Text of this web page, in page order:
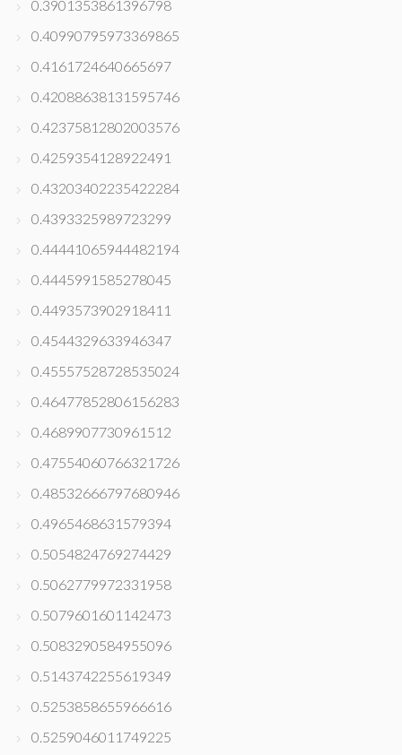
0.3901353861396798
0.40990795973369865
0.4161724640665697
0.42088638131595746
0.42375812802003576
0.4259354128922491
0.43203402235422284
0.4393325989723299
0.44441065944482194
0.4445991585278045
0.4493573902918411
0.4544329633946347
0.45557528728535024
0.46477852806156283
0.4689907730961512
0.47554060766321726
0.48532666797680946
0.4965468631579394
0.5054824769274429
0.5062779972331958
0.5079601601142473
0.5083290584955096
0.5143742255619349
0.5253858655966616
0.5259046011749225